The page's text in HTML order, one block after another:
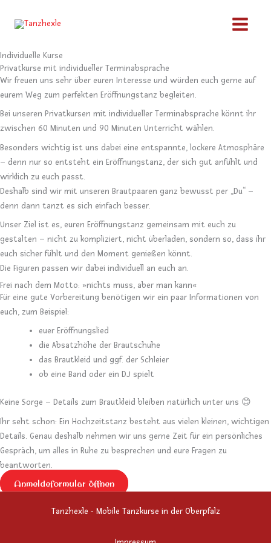
Inhalt
Individuelle Kurse
Privatkurse mit individueller Terminabsprache
Wir freuen uns sehr über euren Interesse und würden euch gerne auf
eurem Weg zum perfekten Eröffnungstanz begleiten.
Bei unseren Privatkursen mit individueller Terminabsprache könnt ihr
zwischen 60 Minuten und 90 Minuten Unterricht wählen.
Besonders wichtig ist uns dabei eine entspannte, lockere Atmosphäre
– denn nur so entsteht ein Eröffnungstanz, der sich gut anfühlt und
wirklich zu euch passt.
Deshalb sind wir mit unseren Brautpaaren ganz bewusst per „Du“ –
denn dann tanzt es sich einfach besser.
Unser Ziel ist es, euren Eröffnungstanz gemeinsam mit euch zu
gestalten – nicht zu kompliziert, nicht überladen, sondern so, dass ihr
euch sicher fühlt und den Moment genießen könnt.
Die Figuren passen wir dabei individuell an euch an.
Frei nach dem Motto: »nichts muss, aber man kann«
Für eine gute Vorbereitung benötigen wir ein paar Informationen von
euch, zum Beispiel:
euer Eröffnungslied
die Absatzhöhe der Brautschuhe
das Brautkleid und ggf. der Schleier
ob eine Band oder ein DJ spielt
Keine Sorge – Details zum Brautkleid bleiben natürlich unter uns 😊
Ihr seht schon: Ein Hochzeitstanz besteht aus vielen kleinen, wichtigen
Details. Genau deshalb nehmen wir uns gerne Zeit für ein persönliches
Gespräch, um alles in Ruhe zu besprechen und eure Fragen zu
beantworten.
Anmeldeformular öffnen
Tanzhexle - Mobile Tanzkurse in der Oberpfalz